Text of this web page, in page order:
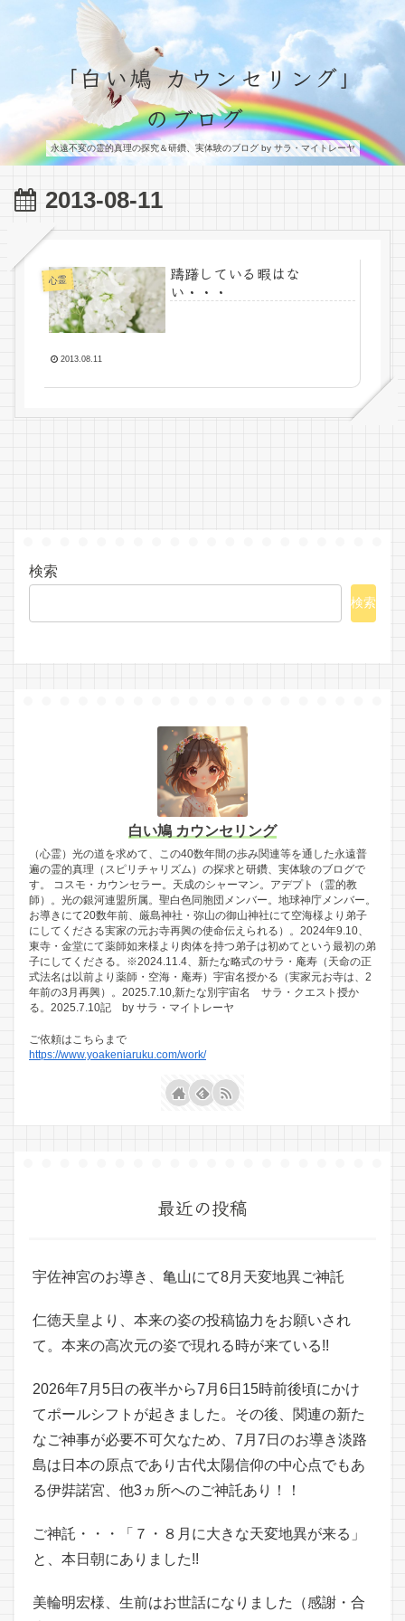
「白い鳩 カウンセリング」
のブログ
永遠不変の霊的真理の探究＆研鑽、実体験のブログ by サラ・マイトレーヤ
2013-08-11
心霊
躊躇している暇はな
い・・・
2013.08.11
検索
検索
白い鳩 カウンセリング
（心霊）光の道を求めて、この40数年間の歩み関連等を通した永遠普
遍の霊的真理（スピリチャリズム）の探求と研鑽、実体験のブログで
す。 コスモ・カウンセラー。天成のシャーマン。アデプト（霊的教
師）。光の銀河連盟所属。聖白色同胞団メンバー。地球神庁メンバー。
お導きにて20数年前、厳島神社・弥山の御山神社にて空海様より弟子
にしてくださる実家の元お寺再興の使命伝えられる）。2024年9.10、
東寺・金堂にて薬師如来様より肉体を持つ弟子は初めてという最初の弟
子にしてくださる。※2024.11.4、新たな略式のサラ・庵寿（天命の正
式法名は以前より薬師・空海・庵寿）宇宙名授かる（実家元お寺は、2
年前の3月再興）。2025.7.10,新たな別宇宙名 サラ・クエスト授か
る。2025.7.10記 by サラ・マイトレーヤ
ご依頼はこちらまで
https://www.yoakeniaruku.com/work/
最近の投稿
宇佐神宮のお導き、亀山にて8月天変地異ご神託
仁徳天皇より、本来の姿の投稿協力をお願いされ
て。本来の高次元の姿で現れる時が来ている!!
2026年7月5日の夜半から7月6日15時前後頃にかけ
てポールシフトが起きました。その後、関連の新た
なご神事が必要不可欠なため、7月7日のお導き淡路
島は日本の原点であり古代太陽信仰の中心点でもあ
る伊弉諾宮、他3ヵ所へのご神託あり！！
ご神託・・・「７・８月に大きな天変地異が来る」
と、本日朝にありました!!
美輪明宏様、生前はお世話になりました（感謝・合